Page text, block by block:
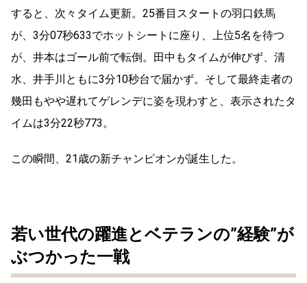
すると、次々タイム更新。25番目スタートの羽口鉄馬
が、3分07秒633でホットシートに座り、上位5名を待つ
が、井本はゴール前で転倒。田中もタイムが伸びず、清
水、井手川ともに3分10秒台で届かず。そして最終走者の
幾田もやや遅れてゲレンデに姿を現わすと、表示されたタ
イムは3分22秒773。
この瞬間、21歳の新チャンピオンが誕生した。
若い世代の躍進とベテランの”経験”が
ぶつかった一戦